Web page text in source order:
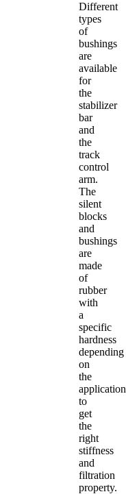
Different
types
of
bushings
are
available
for
the
stabilizer
bar
and
the
track
control
arm.
The
silent
blocks
and
bushings
are
made
of
rubber
with
a
specific
hardness
depending
on
the
application
to
get
the
right
stiffness
and
filtration
property.